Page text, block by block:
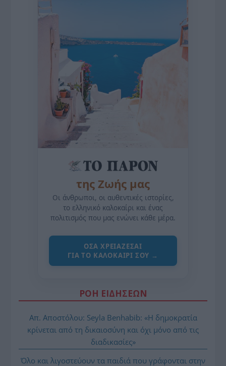
της Ζωής μας
Οι άνθρωποι, οι αυθεντικές ιστορίες,
το ελληνικό καλοκαίρι και ένας
πολιτισμός που μας ενώνει κάθε μέρα.
ΌΣΑ ΧΡΕΙΆΖΕΣΑΙ
ΓΙΑ ΤΟ ΚΑΛΟΚΑΊΡΙ ΣΟΥ →
ΡΟΗ ΕΙΔΗΣΕΩΝ
Απ. Αποστόλου: Seyla Benhabib: «Η δημοκρατία
κρίνεται από τη δικαιοσύνη και όχι μόνο από τις
διαδικασίες»
Όλο και λιγοστεύουν τα παιδιά που γράφονται στην